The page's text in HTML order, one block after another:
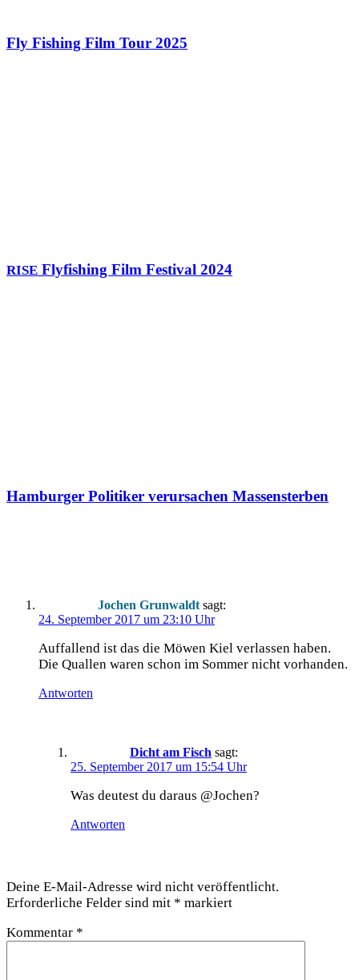
Fly Fishing Film Tour 2025
RISE Flyfishing Film Festival 2024
Hamburger Politiker verursachen Massensterben
Jochen Grunwaldt sagt:
24. September 2017 um 23:10 Uhr
Auf­fal­lend ist das die Möwen Kiel ver­las­sen haben.
Die Qual­len waren schon im Som­mer nicht vorhanden.
Antworten
Dicht am Fisch sagt:
25. September 2017 um 15:54 Uhr
Was deu­test du dar­aus @Jochen?
Antworten
Deine E-Mail-Adresse wird nicht veröffentlicht.
Erforderliche Felder sind mit * markiert
Kommentar *